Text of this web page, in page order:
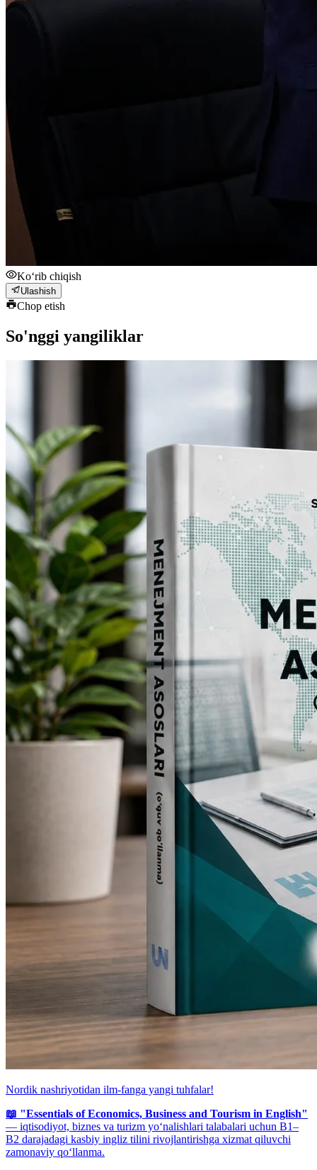
Ko‘rib chiqish
Ulashish
Chop etish
So'nggi yangiliklar
Nordik nashriyotidan ilm-fanga yangi tuhfalar!
📖 "Essentials of Economics, Business and Tourism in English"
— iqtisodiyot, biznes va turizm yo‘nalishlari talabalari uchun B1–
B2 darajadagi kasbiy ingliz tilini rivojlantirishga xizmat qiluvchi
zamonaviy qo‘llanma.